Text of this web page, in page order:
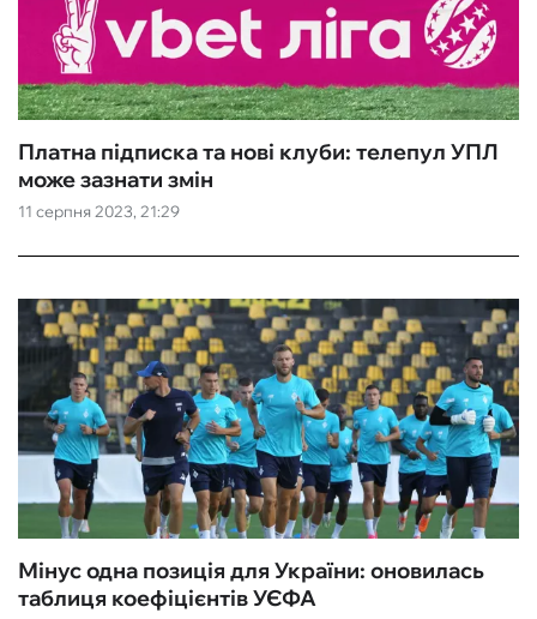
11 серпня 2023, 21:29
Платна підписка та нові клуби: телепул УПЛ
може зазнати змін
Мінус одна позиція для України: оновилась
таблиця коефіцієнтів УЄФА